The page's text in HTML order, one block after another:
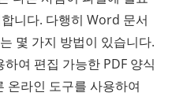
니다. 다행히 Word 문서
몇 가지 방법이 있습니다.
여 편집 가능한 PDF 양식
온라인 도구를 사용하여